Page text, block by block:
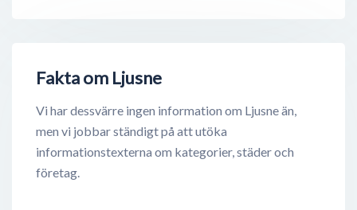
Fakta om Ljusne
Vi har dessvärre ingen information om Ljusne än,
men vi jobbar ständigt på att utöka
informationstexterna om kategorier, städer och
företag.